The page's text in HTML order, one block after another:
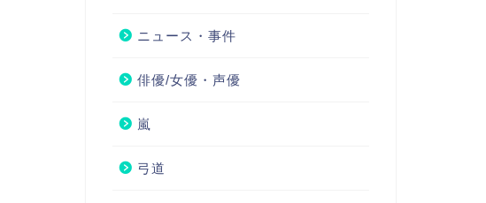
ニュース・事件
俳優/女優・声優
嵐
弓道